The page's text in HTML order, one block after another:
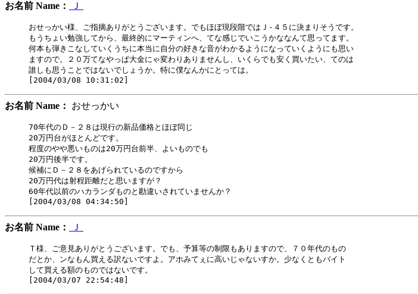
お名前 Name： Ｊ
おせっかい様、ご指摘ありがとうございます。でもほぼ現段階ではＪ-４５に決まりそうです。
もうちょい勉強してから、最終的にマーティンへ、てな感じでいこうかななんて思ってます。
何本も弾きこなしていくうちに本当に自分の好きな音がわかるようになっていくようにも思い
ますので。２０万てなやっぱ大金にゃ変わりありませんし、いくらでも安く買いたい、てのは
誰しも思うことではないでしょうか。特に僕なんかにとっては。
お名前 Name： おせっかい
70年代のＤ－２８は現行の新品価格とほぼ同じ
20万円台がほとんどです。
程度のやや悪いものは20万円台前半、よいものでも
20万円後半です。
候補にＤ－２８をあげられているのですから
20万円代は射程距離だと思いますが？
60年代以前のハカランダものと勘違いされていませんか？
お名前 Name： Ｊ
Ｔ様、ご意見ありがとうございます。でも、予算等の制限もありますので、７０年代のもの
だとか、ンなもん買える訳ないですよ。アホみてぇに高いじゃないすか。少なくともバイト
して買える額のものではないです。